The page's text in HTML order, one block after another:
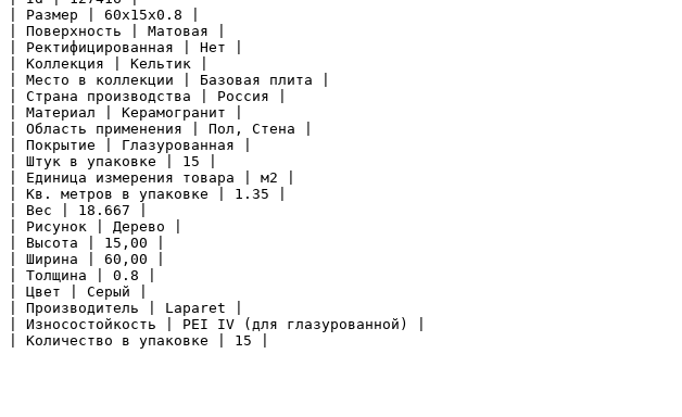
| Размер | 60x15x0.8 |
| Поверхность | Матовая |
| Ректифицированная | Нет |
| Коллекция | Кельтик |
| Место в коллекции | Базовая плита |
| Страна производства | Россия |
| Материал | Керамогранит |
| Область применения | Пол, Стена |
| Покрытие | Глазурованная |
| Штук в упаковке | 15 |
| Единица измерения товара | м2 |
| Кв. метров в упаковке | 1.35 |
| Вес | 18.667 |
| Рисунок | Дерево |
| Высота | 15,00 |
| Ширина | 60,00 |
| Толщина | 0.8 |
| Цвет | Серый |
| Производитель | Laparet |
| Износостойкость | PEI IV (для глазурованной) |
| Количество в упаковке | 15 |